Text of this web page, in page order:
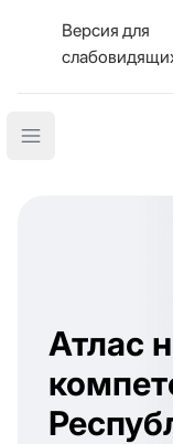
Версия для
Open main menu
Атлас